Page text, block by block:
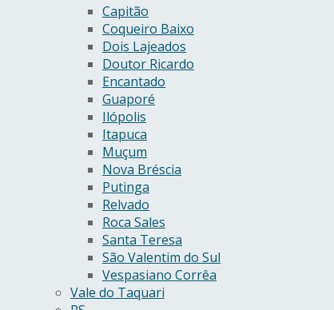
Capitão
Coqueiro Baixo
Dois Lajeados
Doutor Ricardo
Encantado
Guaporé
Ilópolis
Itapuca
Muçum
Nova Bréscia
Putinga
Relvado
Roca Sales
Santa Teresa
São Valentim do Sul
Vespasiano Corrêa
Vale do Taquari